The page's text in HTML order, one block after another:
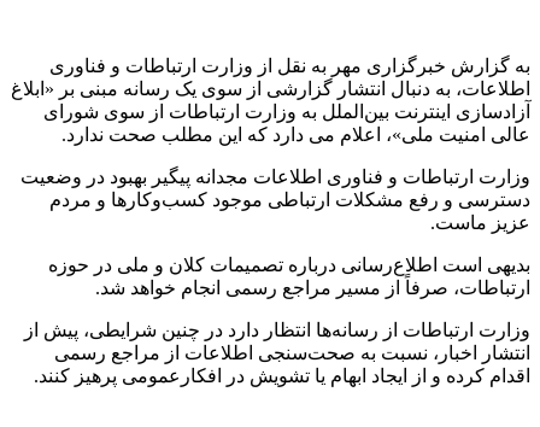
به گزارش خبرگزاری مهر به نقل از وزارت ارتباطات و فناوری
اطلاعات، به دنبال انتشار گزارشی از سوی یک رسانه مبنی بر «ابلاغ
آزادسازی اینترنت بین‌الملل به وزارت ارتباطات از سوی شورای
عالی امنیت ملی»، اعلام می دارد که این مطلب صحت ندارد.
وزارت ارتباطات و فناوری اطلاعات مجدانه پیگیر بهبود در وضعیت
دسترسی و رفع مشکلات ارتباطی موجود کسب‌وکارها و مردم
عزیز ماست.
بدیهی است اطلاع‌رسانی درباره تصمیمات کلان و ملی در حوزه
ارتباطات، صرفاً از مسیر مراجع رسمی انجام خواهد شد.
وزارت ارتباطات از رسانه‌ها انتظار دارد در چنین شرایطی، پیش از
انتشار اخبار، نسبت به صحت‌سنجی اطلاعات از مراجع رسمی
اقدام کرده و از ایجاد ابهام یا تشویش در افکارعمومی پرهیز کنند.